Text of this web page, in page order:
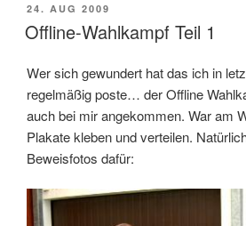
POSTED
ON
24. AUG 2009
Offline-Wahlkampf Teil 1
Wer sich gewundert hat das ich in
regelmäßig poste… der Offline
auch bei mir angekommen. War am
Plakate kleben und verteilen.
Beweisfotos dafür: